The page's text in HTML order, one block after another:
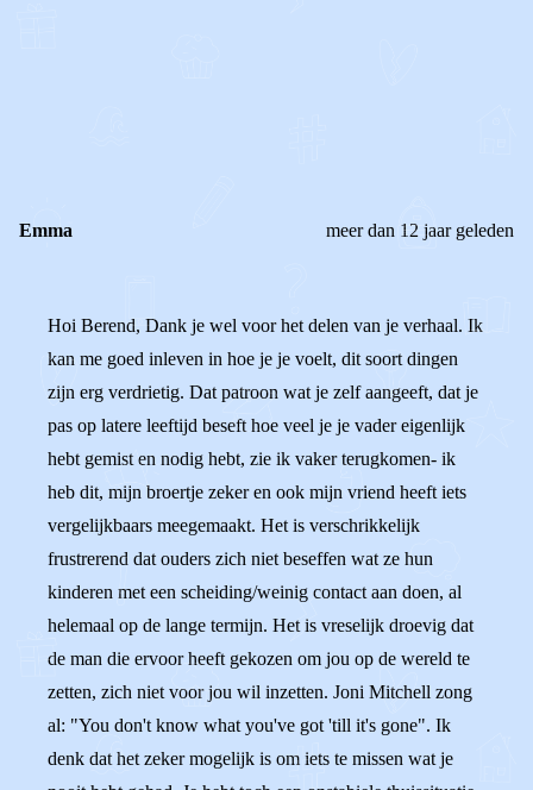
Emma meer dan 12 jaar geleden
Hoi Berend, Dank je wel voor het delen van je verhaal. Ik
kan me goed inleven in hoe je je voelt, dit soort dingen
zijn erg verdrietig. Dat patroon wat je zelf aangeeft, dat je
pas op latere leeftijd beseft hoe veel je je vader eigenlijk
hebt gemist en nodig hebt, zie ik vaker terugkomen- ik
heb dit, mijn broertje zeker en ook mijn vriend heeft iets
vergelijkbaars meegemaakt. Het is verschrikkelijk
frustrerend dat ouders zich niet beseffen wat ze hun
kinderen met een scheiding/weinig contact aan doen, al
helemaal op de lange termijn. Het is vreselijk droevig dat
de man die ervoor heeft gekozen om jou op de wereld te
zetten, zich niet voor jou wil inzetten. Joni Mitchell zong
al: "You don't know what you've got 'till it's gone". Ik
denk dat het zeker mogelijk is om iets te missen wat je